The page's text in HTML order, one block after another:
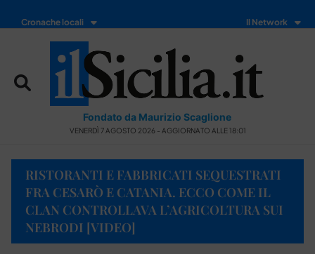
Cronache locali Il Network
Fondato da Maurizio Scaglione
VENERDÌ 7 AGOSTO 2026 - AGGIORNATO ALLE 18:01
RISTORANTI E FABBRICATI SEQUESTRATI
FRA CESARÒ E CATANIA. ECCO COME IL
CLAN CONTROLLAVA L’AGRICOLTURA SUI
NEBRODI [VIDEO]